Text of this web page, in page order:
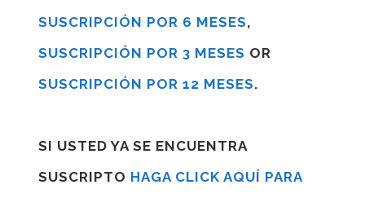
SUSCRIPCIÓN POR 6 MESES,
SUSCRIPCIÓN POR 3 MESES OR
SUSCRIPCIÓN POR 12 MESES.
SI USTED YA SE ENCUENTRA
SUSCRIPTO HAGA CLICK AQUÍ PARA